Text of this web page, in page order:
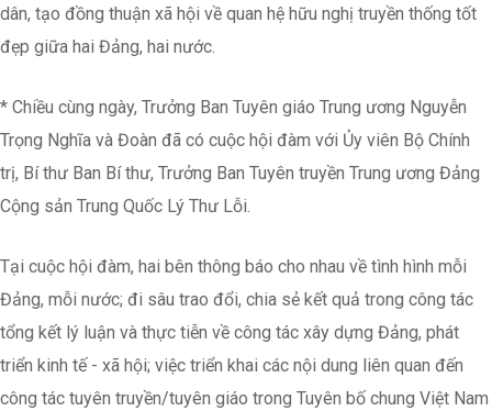
dân, tạo đồng thuận xã hội về quan hệ hữu nghị truyền thống tốt
đẹp giữa hai Đảng, hai nước.
* Chiều cùng ngày, Trưởng Ban Tuyên giáo Trung ương Nguyễn
Trọng Nghĩa và Đoàn đã có cuộc hội đàm với Ủy viên Bộ Chính
trị, Bí thư Ban Bí thư, Trưởng Ban Tuyên truyền Trung ương Đảng
Cộng sản Trung Quốc Lý Thư Lỗi.
Tại cuộc hội đàm, hai bên thông báo cho nhau về tình hình mỗi
Đảng, mỗi nước; đi sâu trao đổi, chia sẻ kết quả trong công tác
tổng kết lý luận và thực tiễn về công tác xây dựng Đảng, phát
triển kinh tế - xã hội; việc triển khai các nội dung liên quan đến
công tác tuyên truyền/tuyên giáo trong Tuyên bố chung Việt Nam